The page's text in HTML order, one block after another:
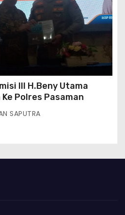
III H.Beny Utama
Ke Polres Pasaman
SAPUTRA